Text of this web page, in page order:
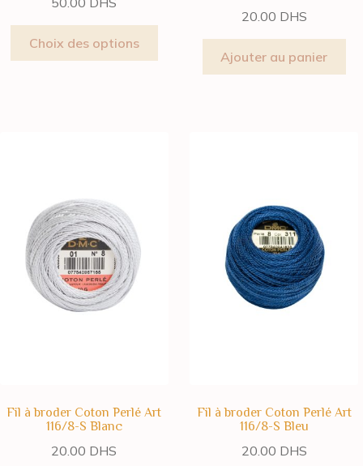
Choix des options
20.00 DHS
Ajouter au panier
Fil à broder Coton Perlé Art
116/8-S Blanc
20.00 DHS
Fil à broder Coton Perlé Art
116/8-S Bleu
20.00 DHS